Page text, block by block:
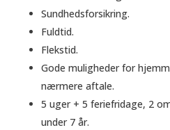
Sundhedsforsikring.
Fuldtid.
Flekstid.
Gode muligheder for
nærmere aftale.
5 uger + 5 feriefridage, 2
under 7 år.